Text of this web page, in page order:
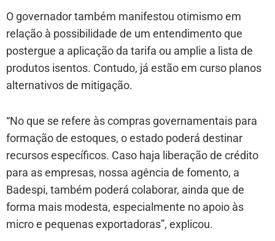
O governador também manifestou otimismo em
relação à possibilidade de um entendimento que
postergue a aplicação da tarifa ou amplie a lista de
produtos isentos. Contudo, já estão em curso planos
alternativos de mitigação.
“No que se refere às compras governamentais para
formação de estoques, o estado poderá destinar
recursos específicos. Caso haja liberação de crédito
para as empresas, nossa agência de fomento, a
Badespi, também poderá colaborar, ainda que de
forma mais modesta, especialmente no apoio às
micro e pequenas exportadoras”, explicou.